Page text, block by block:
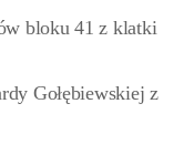
bloku 41 z klatki
Gołębiewskiej z